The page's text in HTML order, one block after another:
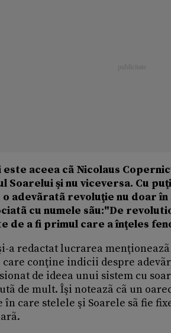
aceea cã Nicolaus
şi nu viceversa. Cu
adevãratã revoluţie nu doar în
cu numele sãu:"De
de a fi primul care a înţeles
a redactat lucrarea
conţine indicii despre
de ideea unui sistem cu
de mult. Îşi noteazã cã un
care stelele şi Soarele sã fie